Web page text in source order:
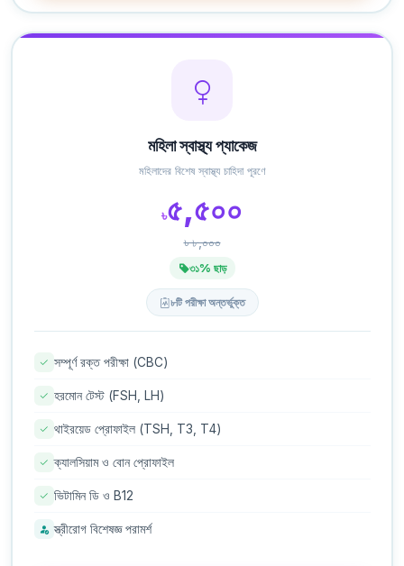
মহিলা স্বাস্থ্য প্যাকেজ
মহিলাদের বিশেষ স্বাস্থ্য চাহিদা পূরণে
৳৫,৫০০
৳ ৮,০০০
৩১% ছাড়
৮টি পরীক্ষা অন্তর্ভুক্ত
সম্পূর্ণ রক্ত পরীক্ষা (CBC)
হরমোন টেস্ট (FSH, LH)
থাইরয়েড প্রোফাইল (TSH, T3, T4)
ক্যালসিয়াম ও বোন প্রোফাইল
ভিটামিন ডি ও B12
স্ত্রীরোগ বিশেষজ্ঞ পরামর্শ